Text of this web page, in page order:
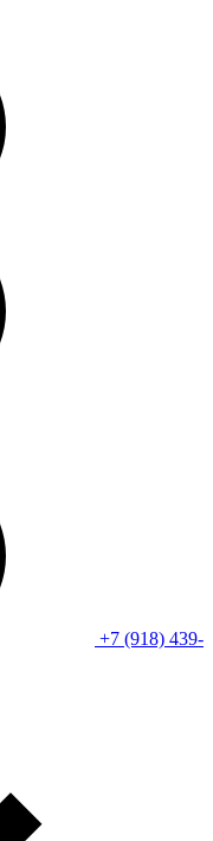
+7 (918) 439-